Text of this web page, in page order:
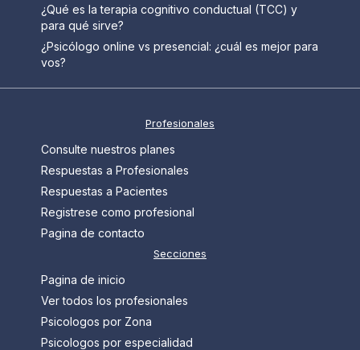
¿Qué es la terapia cognitivo conductual (TCC) y
para qué sirve?
¿Psicólogo online vs presencial: ¿cuál es mejor para
vos?
Profesionales
Consulte nuestros planes
Respuestas a Profesionales
Respuestas a Pacientes
Registrese como profesional
Pagina de contacto
Secciones
Pagina de inicio
Ver todos los profesionales
Psicologos por Zona
Psicologos por especialidad